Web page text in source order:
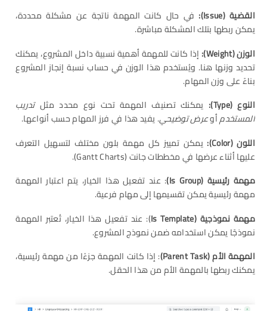
القضية (Issue):
في حال كانت المهمة ناتجة عن مشكلة محددة،
يمكن ربطها بتلك المشكلة مباشرة.
الوزن(Weight):
إذا كانت للمهمة أهمية نسبية داخل المشروع، يمكنك
تحديد وزنها هنا. ويُستخدم هذا الوزن في حساب نسبة إنجاز المشروع
بناءً على وزن المهام.
النوع (Type): يمكنك تصنيف المهمة تحت نوع محدد مثلتدريب
المستخدمأوعرض توضيحي. يفيد هذا في فرز المهام حسب أنواعها.
اللون (Color):
يمكن تمييز كل مهمة بلون مختلف لتسهيل التعرف
عليها أثناء عرضها في مخططات جانت (Gantt Charts).
مهمة رئيسية (Is Group)
: عند تفعيل هذا الخيار، يتم اعتبار المهمة
مهمة رئيسية يمكن تقسيمها إلى مهام فرعية.
مهمة نموذجية (Is Template
): عند تفعيل هذا الخيار، تُعتبر المهمة
نموذجًا يمكن استخدامه ضمن نموذج المشروع.
المهمة الأم(
Parent Task) : إذا كانت المهمة جزءًا من مهمة رئيسية،
يمكنك ربطها بالمهمة الأم من هذا الحقل.